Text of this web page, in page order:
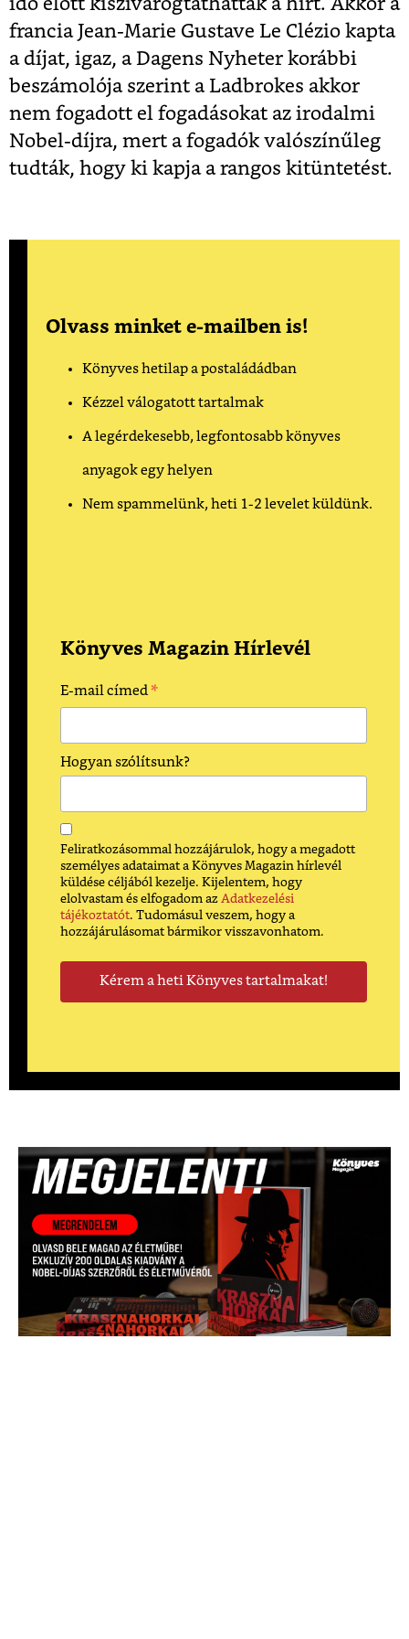
francia Jean-Marie Gustave Le Clézio kapta
a díjat, igaz, a Dagens Nyheter korábbi
beszámolója szerint a Ladbrokes akkor
nem fogadott el fogadásokat az irodalmi
Nobel-díjra, mert a fogadók valószínűleg
tudták, hogy ki kapja a rangos kitüntetést.
Olvass minket e-mailben is!
Könyves hetilap a postaládádban
Kézzel válogatott tartalmak
A legérdekesebb, legfontosabb könyves
anyagok egy helyen
Nem spammelünk, heti 1-2 levelet küldünk.
Könyves Magazin Hírlevél
E-mail címed *
Hogyan szólítsunk?
Feliratkozásommal hozzájárulok, hogy a megadott
személyes adataimat a Könyves Magazin hírlevél
küldése céljából kezelje. Kijelentem, hogy
elolvastam és elfogadom az Adatkezelési
tájékoztatót. Tudomásul veszem, hogy a
hozzájárulásomat bármikor visszavonhatom.